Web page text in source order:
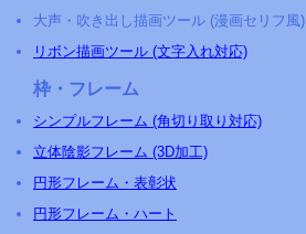
大声・吹き出し描画ツール (漫画セリフ風)
リボン描画ツール (文字入れ対応)
枠・フレーム
シンプルフレーム (角切り取り対応)
立体陰影フレーム (3D加工)
円形フレーム・表彰状
円形フレーム・ハート